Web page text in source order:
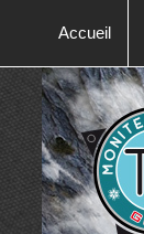
Accueil